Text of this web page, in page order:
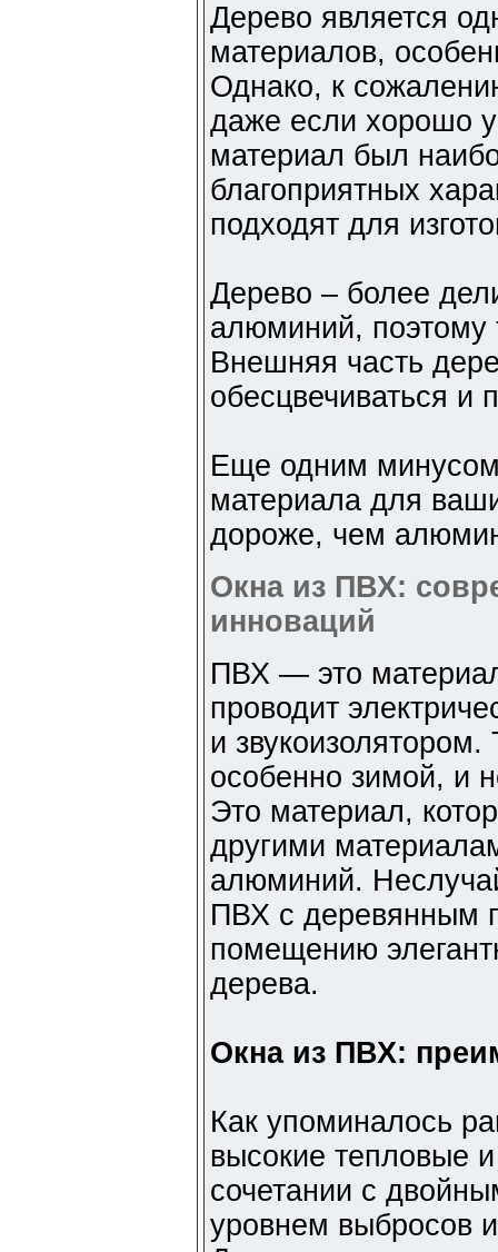
Дерево является
материалов,
Однако, к
даже если хорошо
материал был
благоприятных
подходят для
Дерево – более
алюминий, поэтому
Внешняя часть
обесцвечиваться и
Еще одним минусом
материала для
дороже, чем
Окна из ПВХ:
инноваций
ПВХ — это
проводит
и звукоизолятором.
особенно зимой, и
Это материал,
другими
алюминий.
ПВХ с деревянным
помещению
дерева.
Окна из ПВХ:
Как упоминалось
высокие тепловые и
сочетании с
уровнем выбросов